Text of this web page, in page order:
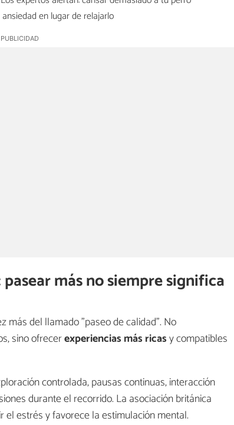
más no siempre significa
más del llamado "paseo de calidad". No
sino ofrecerexperiencias más ricasy compatibles
controlada, pausas continuas, interacción
durante el recorrido. La asociación británica
estrés y favorece la estimulación mental.